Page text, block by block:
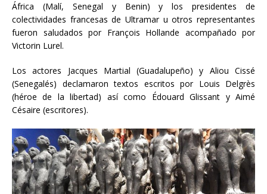
África (Malí, Senegal y Benin) y los presidentes de
colectividades francesas de Ultramar u otros representantes
fueron saludados por François Hollande acompañado por
Victorin Lurel.
Los actores Jacques Martial (Guadalupeño) y Aliou Cissé
(Senegalés) declamaron textos escritos por Louis Delgrès
(héroe de la libertad) así como Édouard Glissant y Aimé
Césaire (escritores).